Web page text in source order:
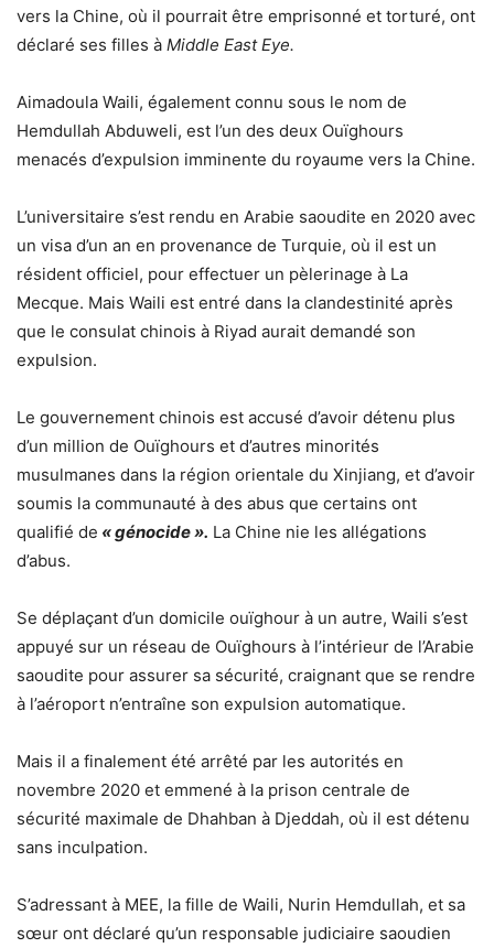
vers la Chine, où il pourrait être emprisonné et torturé, ont
déclaré ses filles à Middle East Eye.
Aimadoula Waili, également connu sous le nom de
Hemdullah Abduweli, est l’un des deux Ouïghours
menacés d’expulsion imminente du royaume vers la Chine.
L’universitaire s’est rendu en Arabie saoudite en 2020 avec
un visa d’un an en provenance de Turquie, où il est un
résident officiel, pour effectuer un pèlerinage à La
Mecque. Mais Waili est entré dans la clandestinité après
que le consulat chinois à Riyad aurait demandé son
expulsion.
Le gouvernement chinois est accusé d’avoir détenu plus
d’un million de Ouïghours et d’autres minorités
musulmanes dans la région orientale du Xinjiang, et d’avoir
soumis la communauté à des abus que certains ont
qualifié de « génocide ». La Chine nie les allégations
d’abus.
Se déplaçant d’un domicile ouïghour à un autre, Waili s’est
appuyé sur un réseau de Ouïghours à l’intérieur de l’Arabie
saoudite pour assurer sa sécurité, craignant que se rendre
à l’aéroport n’entraîne son expulsion automatique.
Mais il a finalement été arrêté par les autorités en
novembre 2020 et emmené à la prison centrale de
sécurité maximale de Dhahban à Djeddah, où il est détenu
sans inculpation.
S’adressant à MEE, la fille de Waili, Nurin Hemdullah, et sa
sœur ont déclaré qu’un responsable judiciaire saoudien